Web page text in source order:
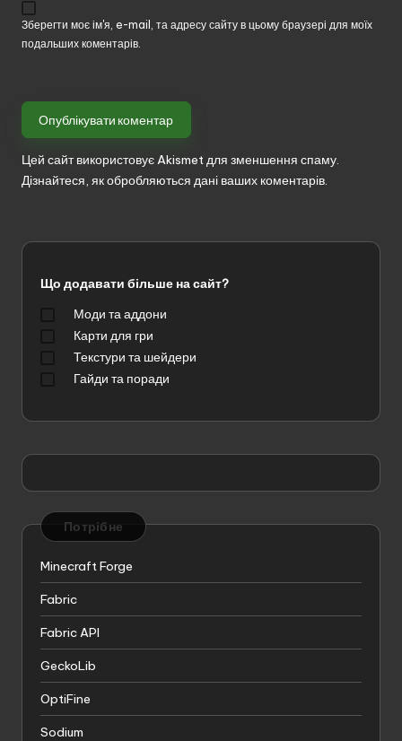
Зберегти моє ім'я, e-mail, та адресу сайту в цьому браузері для моїх
подальших коментарів.
Цей сайт використовує Akismet для зменшення спаму.
Дізнайтеся, як обробляються дані ваших коментарів.
Що додавати більше на сайт?
Моди та аддони
Карти для гри
Текстури та шейдери
Гайди та поради
Потрібне
Minecraft Forge
Fabric
Fabric API
GeckoLib
OptiFine
Sodium